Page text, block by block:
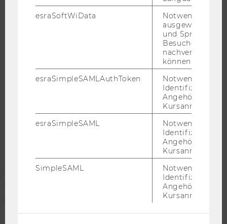
KARRIEREKONTAKTE AN DER WU
WU COMMUNITY
PRESSE
esraSoftWiData
Notwendig um
ausgewählte
und
Besuchers
nachverfolgen
können.
esraSimpleSAMLAuthToken
Notwendig zur
Identifizierung
Angehörige/r für
Kursanmeldung.
esraSimpleSAML
Notwendig zur
Identifizierung
Angehörige/r für
Kursanmeldung.
SimpleSAML
Notwendig zur
Identifizierung
Angehörige/r für
Kursanmeldung.